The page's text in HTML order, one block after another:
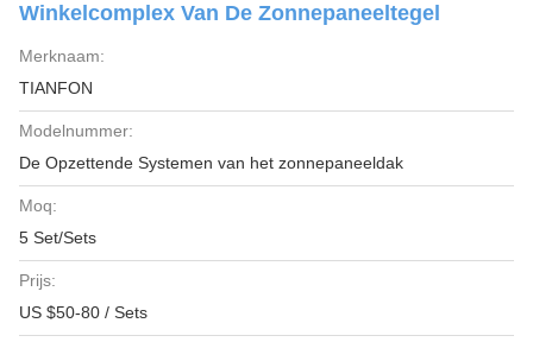
Winkelcomplex Van De Zonnepaneeltegel
Merknaam:
TIANFON
Modelnummer:
De Opzettende Systemen van het zonnepaneeldak
Moq:
5 Set/Sets
Prijs:
US $50-80 / Sets